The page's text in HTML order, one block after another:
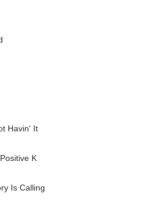
Havin' It
K
Is Calling